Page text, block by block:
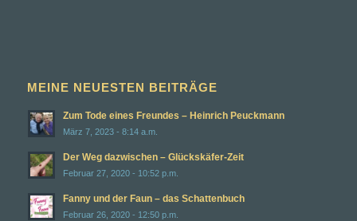
MEINE NEUESTEN BEITRÄGE
Zum Tode eines Freundes – Heinrich Peuckmann
März 7, 2023 - 8:14 a.m.
Der Weg dazwischen – Glückskäfer-Zeit
Februar 27, 2020 - 10:52 p.m.
Fanny und der Faun – das Schattenbuch
Februar 26, 2020 - 12:50 p.m.